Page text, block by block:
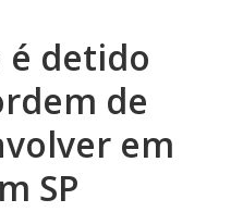
é detido
de
em
SP